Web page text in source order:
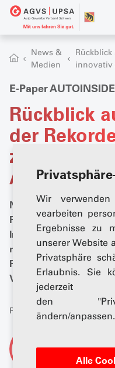
Wir verwenden
vearbeiten
Ergebnisse zu
unserer Website
Privatsphäre
Erlaubnis. Sie
den
ändern/anpassen.
Alle
News &
Medien
Rückblick
innovativ
E-Paper
Rückblick
der
zeigt sich
Noch nie nahmen so
Fachtagung des
Insgesamt 900
nach Bern. Das
Referenten,
Vorträgen sind exklusiv
Publiziert: 01. Februar 2024
AGVS-